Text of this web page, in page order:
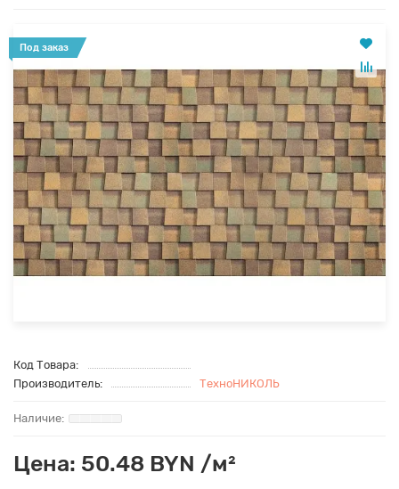
Под заказ
Код Товара:
Производитель:
ТехноНИКОЛЬ
Цена: 50.48 BYN /м²